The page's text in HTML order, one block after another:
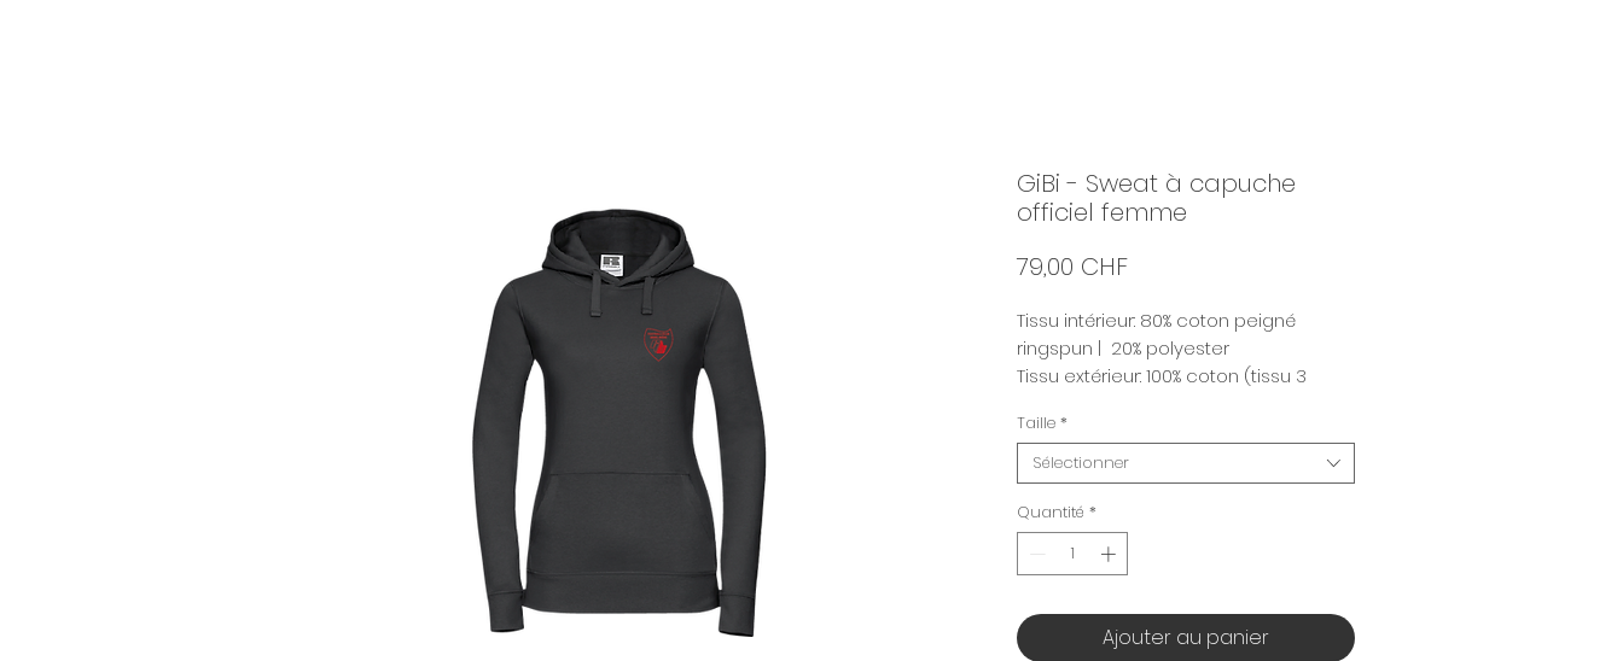
GiBi - Sweat à capuche
officiel femme
79,00 CHFPrix
Tissu intérieur: 80% coton peigné
ringspun | 20% polyester
Tissu extérieur: 100% coton (tissu 3
280 g/m2
Taille *
Sélectionner
Quantité *
Ajouter au panier